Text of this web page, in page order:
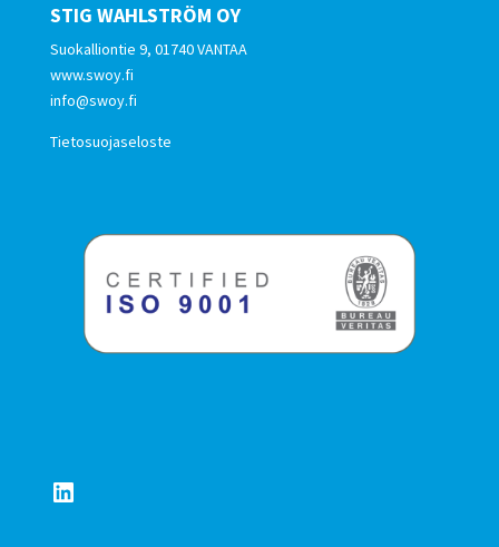
STIG WAHLSTRÖM OY
Suokalliontie 9, 01740 VANTAA
www.swoy.fi
info@swoy.fi
Tietosuojaseloste
LinkedIn